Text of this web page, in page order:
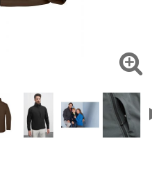
pour votre besoin
